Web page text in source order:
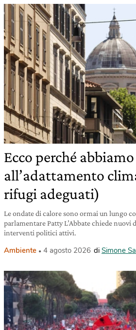
Ecco perché
all’adattamento
rifugi adeguati)
Le ondate di calore sono ormai un lungo
parlamentare Patty L’Abbate chiede
interventi politici attivi.
Ambiente 4 agosto 2026 di Simone